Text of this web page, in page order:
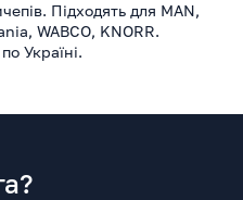
Підходять для MAN,
WABCO, KNORR.
Україні.